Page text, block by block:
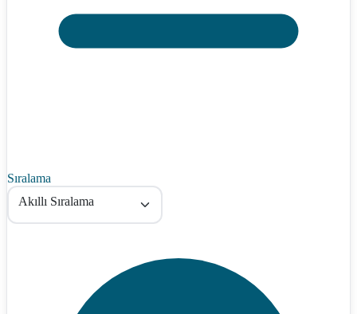
Sıralama
Akıllı Sıralama